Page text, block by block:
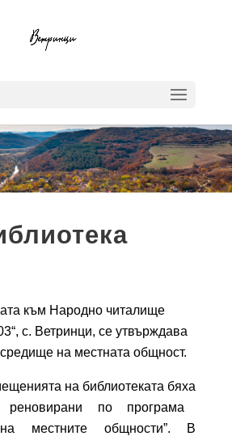
към Народно читалище
с. Ветринци, се утвърждава
средище на местната общност.
на библиотеката бяха
ни по програма
местните общности”.
В